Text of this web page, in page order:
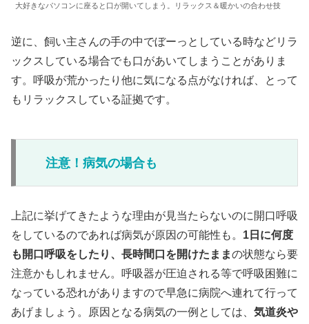
大好きなパソコンに座ると口が開いてしまう。リラックス＆暖かいの合わせ技
逆に、飼い主さんの手の中でぼーっとしている時などリラ
ックスしている場合でも口があいてしまうことがありま
す。呼吸が荒かったり他に気になる点がなければ、とって
もリラックスしている証拠です。
注意！病気の場合も
上記に挙げてきたような理由が見当たらないのに開口呼吸
をしているのであれば病気が原因の可能性も。 1日に何度
も開口呼吸をしたり、長時間口を開けたままの状態なら要
注意かもしれません。呼吸器が圧迫される等で呼吸困難に
なっている恐れがありますので早急に病院へ連れて行って
あげましょう。原因となる病気の一例としては、 気道炎や